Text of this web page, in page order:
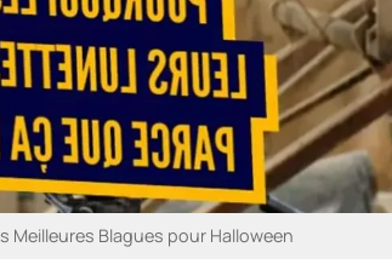
Meilleures Blagues pour Halloween